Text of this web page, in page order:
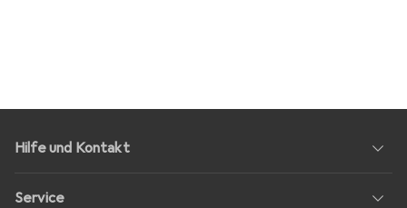
Hilfe und Kontakt
Service